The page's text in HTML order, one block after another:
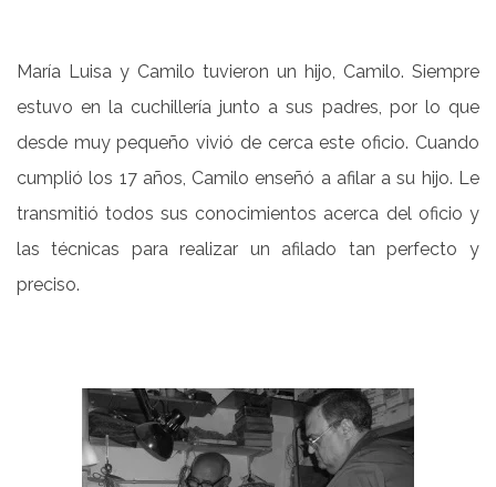
María Luisa y Camilo tuvieron un hijo, Camilo. Siempre
estuvo en la cuchillería junto a sus padres, por lo que
desde muy pequeño vivió de cerca este oficio. Cuando
cumplió los 17 años, Camilo enseñó a afilar a su hijo. Le
transmitió todos sus conocimientos acerca del oficio y
las técnicas para realizar un afilado tan perfecto y
preciso.